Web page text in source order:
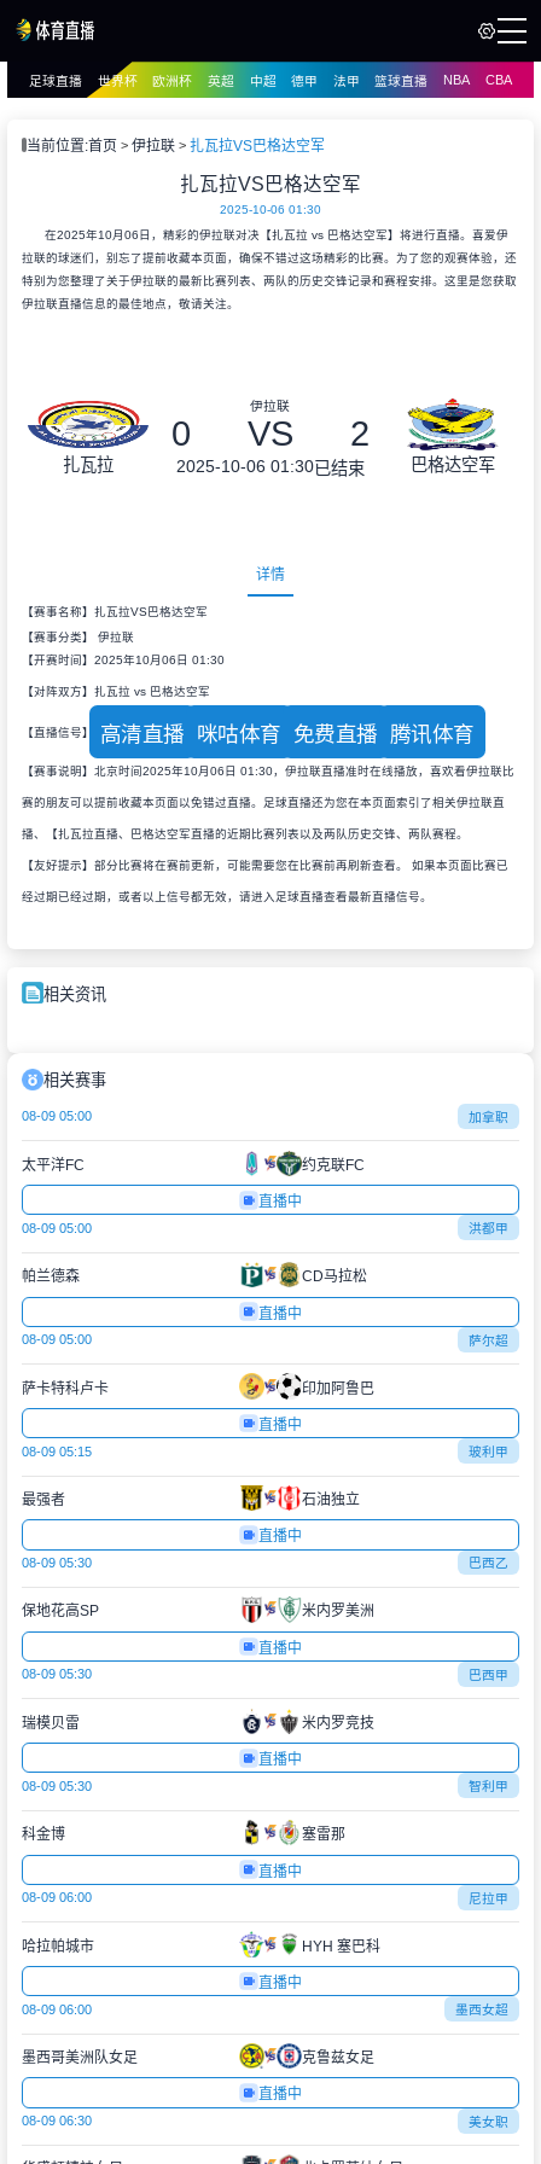
播
足球直播 世界杯 欧洲杯 英超 中超 德甲 法甲 篮球直播 NBA CBA
当前位置:首页 伊拉联 扎瓦拉VS巴格达空军
扎瓦拉VS巴格达空军
2025-10-06 01:30
在2025年10月06日，精彩的伊拉联对决【扎瓦拉 vs 巴格达空军】将进行直播。喜爱伊
拉联的球迷们，别忘了提前收藏本页面，确保不错过这场精彩的比赛。为了您的观赛体验，还
特别为您整理了关于伊拉联的最新比赛列表、两队的历史交锋记录和赛程安排。这里是您获取
伊拉联直播信息的最佳地点，敬请关注。
扎瓦拉
伊拉联
0 VS 2
2025-10-06 01:30已结束 巴格达空军
详情
【赛事名称】扎瓦拉VS巴格达空军
【赛事分类】 伊拉联
【开赛时间】2025年10月06日 01:30
【对阵双方】扎瓦拉 vs 巴格达空军
【直播信号】 高清直播 咪咕体育 免费直播 腾讯体育
【赛事说明】北京时间2025年10月06日 01:30，伊拉联直播准时在线播放，喜欢看伊拉联比
赛的朋友可以提前收藏本页面以免错过直播。足球直播还为您在本页面索引了相关伊拉联直
播、【扎瓦拉直播、巴格达空军直播的近期比赛列表以及两队历史交锋、两队赛程。
【友好提示】部分比赛将在赛前更新，可能需要您在比赛前再刷新查看。 如果本页面比赛已
经过期已经过期，或者以上信号都无效，请进入足球直播查看最新直播信号。
相关资讯
相关赛事
08-09 05:00 加拿职
太平洋FC 约克联FC
直播中
08-09 05:00 洪都甲
帕兰德森 CD马拉松
直播中
08-09 05:00 萨尔超
萨卡特科卢卡 印加阿鲁巴
直播中
08-09 05:15 玻利甲
最强者 石油独立
直播中
08-09 05:30 巴西乙
保地花高SP 米内罗美洲
直播中
08-09 05:30 巴西甲
瑞模贝雷 米内罗竞技
直播中
08-09 05:30 智利甲
科金博 塞雷那
直播中
08-09 06:00 尼拉甲
哈拉帕城市 HYH 塞巴科
直播中
08-09 06:00 墨西女超
墨西哥美洲队女足 克鲁兹女足
直播中
08-09 06:30 美女职